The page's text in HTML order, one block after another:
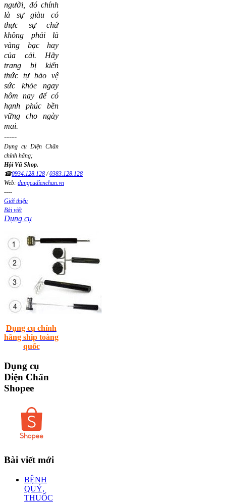
người, đó chính
là sự giàu có
thực sự chứ
không phải là
vàng bạc hay
của cải. Hãy
trang bị kiến
thức tự bảo vệ
sức khỏe ngay
hôm nay để có
hạnh phúc bền
vững cho ngày
mai.
-----
Dụng cụ Diện Chẩn
chính hãng;
Hội Vũ Shop.
☎0934.128.128/0383.128.128
Web: dungcudienchan.vn
----
Giới thiệu
Bài viết
Dụng cụ
Dụng cụ chính
hãng ship toàng
quốc
Dụng cụ
Diện Chẩn
Shopee
Bài viết mới
BỆNH
QUỶ,
THUỐC